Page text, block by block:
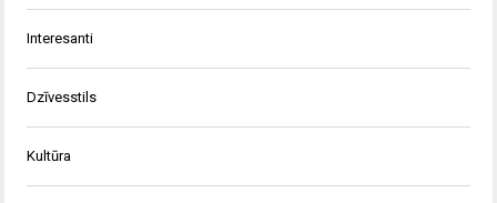
Interesanti
Dzīvesstils
Kultūra